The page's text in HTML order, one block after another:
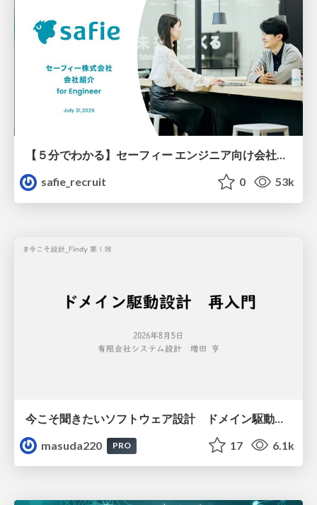
【５分でわかる】セーフィー エンジニア向け会社紹介
safie_recruit
0 53k
masuda220
PRO 17 6.1k